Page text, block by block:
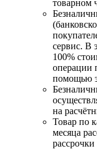
товарном
сервис. В
100%
операции
помощью
на
Товар по
месяца
рассрочки